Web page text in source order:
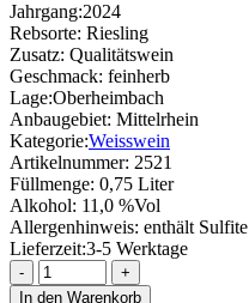
Jahrgang:2024
Rebsorte: Riesling
Zusatz: Qualitätswein
Geschmack: feinherb
Lage:Oberheimbach
Anbaugebiet: Mittelrhein
Kategorie:Weisswein
Artikelnummer: 2521
Füllmenge: 0,75 Liter
Alkohol: 11,0 %Vol
Allergenhinweis: enthält Sulfite
Lieferzeit:3-5 Werktage
Rieslingfeinherb
Menge
In den Warenkorb